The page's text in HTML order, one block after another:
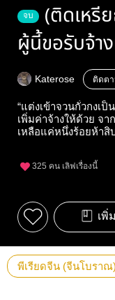
จบ
(ติดเหรี
ผู้นี้ขอรับจ้า
Katerose ติดต
“แต่งเข้าจวนกั๋วกงเ
เพิ่มค่าจ้างให้ด้วย จ
เหลือแค่หนึ่งร้อยห้าสิ
325 คน เลิฟเรื่องนี้
เพิ่
พีเรียดจีน (จีนโบราณ)